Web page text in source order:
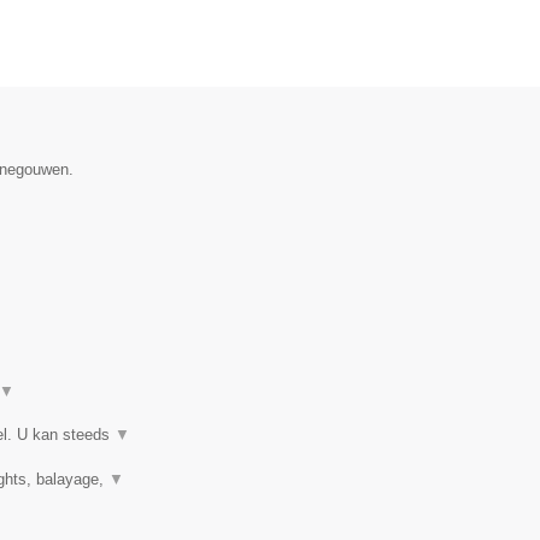
▼
U kan steeds ▼
balayage, ▼